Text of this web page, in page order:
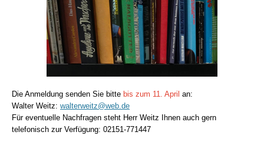
Die Anmeldung senden Sie bitte bis zum 11. April an:
Walter Weitz: walterweitz@web.de
Für eventuelle Nachfragen steht Herr Weitz Ihnen auch gern
telefonisch zur Verfügung: 02151-771447